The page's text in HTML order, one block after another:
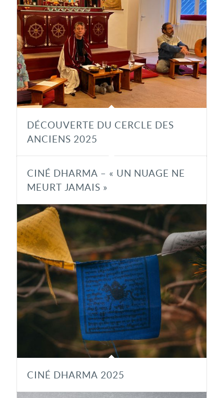
DÉCOUVERTE DU CERCLE DES
ANCIENS 2025
CINÉ DHARMA – « UN NUAGE NE
MEURT JAMAIS »
CINÉ DHARMA 2025